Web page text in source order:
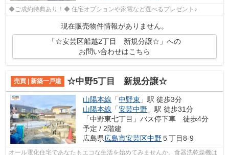
◆ご成約特典あり！◆ 住宅オプションや家電など選べるプレゼント♪
現在販売物件情報がありません。
「☆安芸区船越2丁目 新規分譲☆」への
お問い合わせはこちら
売買 | 新築一戸建 ☆中野5丁目 新規分譲☆
山陽本線 「中野東 」駅 徒歩3分
山陽本線 「安芸中野 」駅 徒歩31分
「中野東七丁目」バス停下車 徒歩4分
予定 / 2階建
広島県広島市安芸区中野５丁目8-9
オール電化住宅であなたもエコな生活を始めてみませんか。食器洗乾燥機は